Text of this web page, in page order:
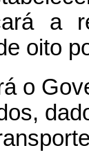
a
oito
o